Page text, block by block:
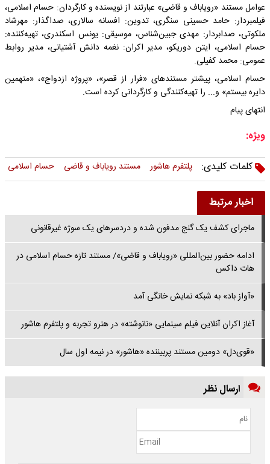
عوامل مستند «رویاباف و قاضی» عبارتند از نویسنده و کارگردان: حسام اسلامی،
فیلمبردار: حامد حسینی سنگری، تدوین: افسانه سالاری، صداگذار: مهرشاد
ملکوتی، صدابردار: مهدی جبین‌شناس، موسیقی: یونس اسکندری، تهیه‌کننده:
حسام اسلامی، ایتن دوریکو، مدیر اکران: نغمه دانش آشتیانی، مدیر روابط
عمومی: محمد کفیلی.
حسام اسلامی، پیشتر مستندهای «فرار از قصر»، «پروژه ازدواج»، «متهمین
دایره بیستم» و... را تهیه‌کنندگی و کارگردانی کرده است.
انتهای پیام
ویژه:
کلمات کلیدی:
پلتفرم هاشور مستند رویاباف و قاضی حسام اسلامی
اخبار مرتبط
ماجرای کشف یک گنج مدفون شده و دردسرهای یک سوژه غیرقانونی
ادامه حضور بین‌المللی «رویاباف و قاضی»/ مستند تازه حسام اسلامی در
هات داکس
«آواز باد» به شبکه نمایش خانگی آمد
آغاز اکران آنلاین فیلم سینمایی «نانوشته» در هنرو تجربه و پلتفرم هاشور
«قوی‌دل» دومین مستند پربیننده «هاشور» در نیمه اول سال
ارسال نظر